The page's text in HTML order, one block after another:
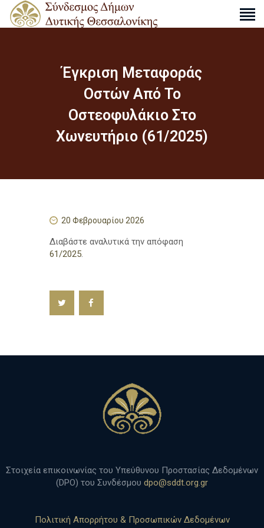
Έγκριση Μεταφοράς
Οστών Από Το
Οστεοφυλάκιο Στο
Χωνευτήριο (61/2025)
Ο ΣΎΝΔΕΣΜΟΣ
ΔΡΑΣΤΗΡΙΌΤΗΤΕΣ
ΑΠΟΦΆΣΕΙΣ
ΑΝΑΚΟΙΝΏΣΕΙΣ
e
r
c
20 Φεβρουαρίου 2026
Διαβάστε αναλυτικά την απόφαση
61/2025.
Στοιχεία επικοινωνίας του Υπεύθυνου Προστασίας Δεδομένων
(DPO) του Συνδέσμου dpo@sddt.org.gr
Πολιτική Απορρήτου & Προσωπικών Δεδομένων